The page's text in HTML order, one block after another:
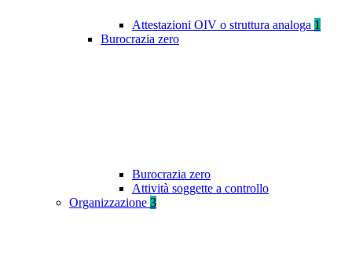
Attestazioni OIV o struttura analoga 1
Burocrazia zero
Burocrazia zero
Attività soggette a controllo
Organizzazione 3